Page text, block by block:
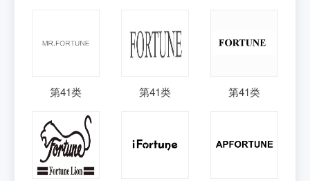
第41类 第41类 第41类